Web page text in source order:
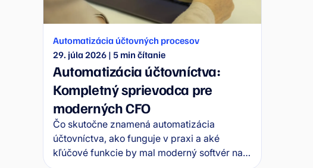
Automatizácia účtovných procesov
29. júla 2026 | 5 min čítanie
Automatizácia účtovníctva:
Kompletný sprievodca pre
moderných CFO
Čo skutočne znamená automatizácia
účtovníctva, ako funguje v praxi a aké
kľúčové funkcie by mal moderný softvér na